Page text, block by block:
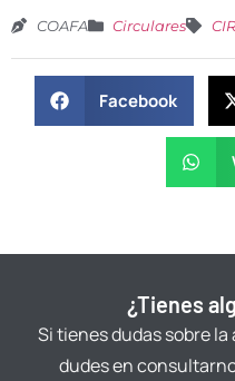
COAFA Circulares
Facebook
¿Tienes
Si tienes dudas sobre
dudes en